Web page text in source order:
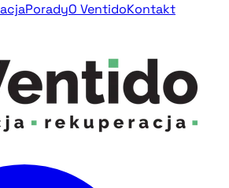
PoradyO VentidoKontakt